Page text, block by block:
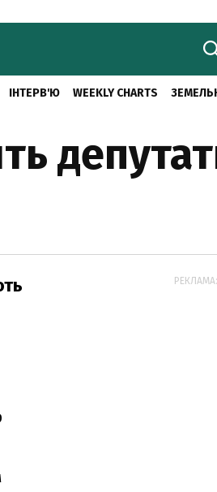
ІНТЕРВ'Ю WEEKLY CHARTS
РЕКЛАМА: